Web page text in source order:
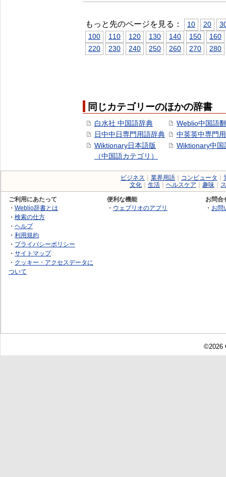
もっと先のページを見る： 10 20
100
110 120 130 140 150
160
220
230 240 250 260 270 280
同じカテゴリーのほかの辞書
白水社 中国語辞典
日中中日専門用語辞典
Wiktionary日本語版
（中国語カテゴリ）
Weblio中国語
中英英中専門
Wiktionary中国
ビジネス 業界用語 コンピュータ
文化
生活 ヘルスケア 趣味
ご利用にあたって
・ Weblio辞書とは
・ 検索の仕方
・ ヘルプ
・ 利用規約
・ プライバシーポリシー
・ サイトマップ
・ クッキー・アクセスデータに
ついて
便利な機能
・ ウェブリオのアプリ
お問合
・ お問
©2026